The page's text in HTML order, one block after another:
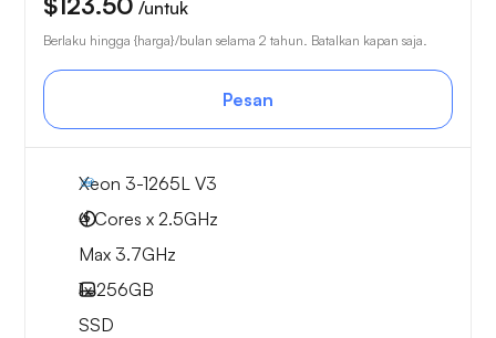
/untuk
Berlaku hingga {harga}/bulan selama 2 tahun. Batalkan kapan saja.
Pesan
Xeon 3-1265L V3
4 Cores x 2.5GHz
Max 3.7GHz
1x256GB
SSD